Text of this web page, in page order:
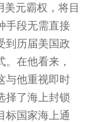
美元霸权，将目
手段无需直接
到历届美国政
在他看来，
与他重视即时
择了海上封锁
标国家海上通